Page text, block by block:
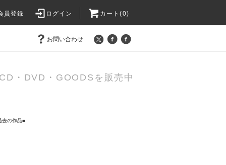
員登録 ログイン カート(0)
お問い合わせ
・DVD・GOODSを販売中
去の作品■